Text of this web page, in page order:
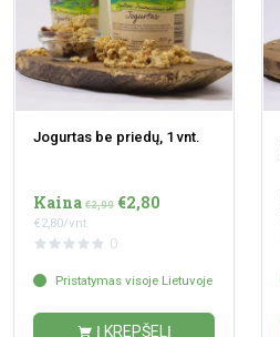
Jogurtas be priedų, 1 vnt.
Kaina €2,99 €2,80
€2,80/vnt.
0
Pristatymas visoje Lietuvoje
Į KREPŠELĮ